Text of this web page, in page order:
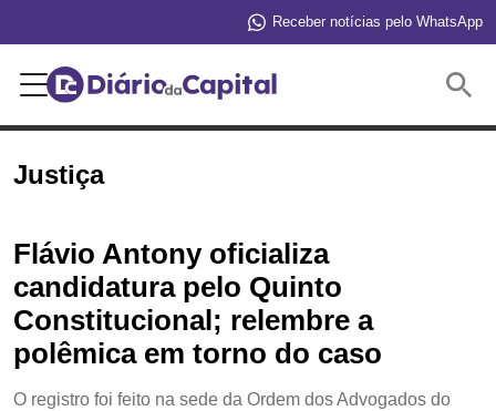
Receber notícias pelo WhatsApp
Justiça
Flávio Antony oficializa
candidatura pelo Quinto
Constitucional; relembre a
polêmica em torno do caso
O registro foi feito na sede da Ordem dos Advogados do